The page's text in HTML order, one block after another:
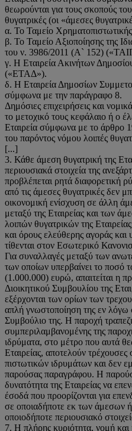
θεωρούνται για τους σκοπούς
θυγατρικές (οι «άμεσες
α. Το Ταμείο
β. Το Ταμείο Αξιοποίησης της
του ν. 3986/2011 (Α` 152)
γ. Η Εταιρεία Ακινήτων
(«ΕΤΑΔ»).
δ. Η Εταιρεία Δημοσίων
σύμφωνα με την παράγραφο 8.
Δημόσιες επιχειρήσεις και
το μετοχικό τους κεφάλαιο ή ο
Εταιρεία σύμφωνα με το άρθρο
του παρόντος νόμου λοιπές
[...]
3. Κάθε άμεση θυγατρική της
περιουσιακά στοιχεία της
προβλέπεται ρητά διαφορετική
από τις άμεσες θυγατρικές δεν
οικονομική ενίσχυση σε άλλη
μεταξύ της Εταιρείας και των
λοιπών θυγατρικών της
και όρους ελεύθερης αγοράς και
τίθενται στον Εσωτερικό
Για συναλλαγές μεταξύ των
των οποίων υπερβαίνει το ποσό
(1.000.000) ευρώ, απαιτείται η
Διοικητικού Συμβουλίου της
εξέρχονται των ορίων των
απλή γνωστοποίηση της εν λόγω
Συμβούλιο της. Η παροχή
συμπεριλαμβανομένης της
ιδρύματα, στο μέτρο που αυτά
Εταιρείας, αποτελούν
πιστωτικών ιδρυμάτων και δεν
παρούσας παραγράφου. Η
δυνατότητα της Εταιρείας να
έσοδά που προορίζονται για
σε οποιαδήποτε εκ των άμεσων
οποιοδήποτε περιουσιακό
7. Η πλήρης κυριότητα, νομή